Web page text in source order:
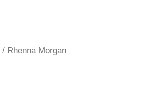
/ Rhenna Morgan